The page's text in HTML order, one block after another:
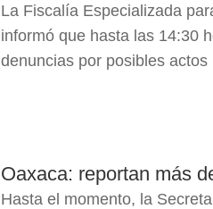
La Fiscalía Especializada
informó que hasta las 14:30
denuncias por posibles
Oaxaca: reportan más
Hasta el momento, la